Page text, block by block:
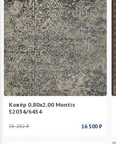
Ковёр 0,80х2,00 Montis
52034/6454
25 282 ₽ 16 500 ₽